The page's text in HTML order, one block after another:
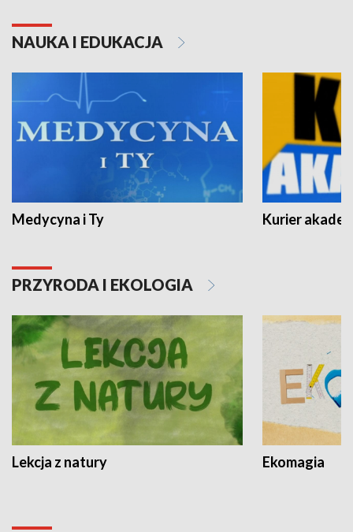
NAUKA I EDUKACJA
Medycyna i Ty Kurier
PRZYRODA I EKOLOGIA
Lekcja z natury Ekomagia